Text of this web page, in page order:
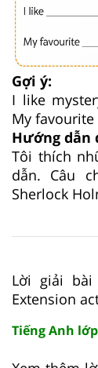
Gợi ý:
I like
My
Hướng dẫn
Tôi thích
dẫn. Câu
Sherlock
Lời giải
Extension
Tiếng Anh